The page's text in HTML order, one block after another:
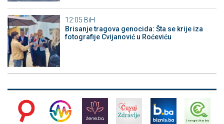
12:05 BiH
Brisanje tragova genocida: Šta se krije iza
fotografije Cvijanović u Roćeviću